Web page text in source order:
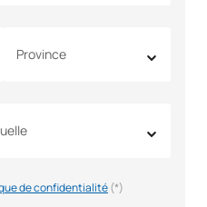
Province
de confidentialité(*)